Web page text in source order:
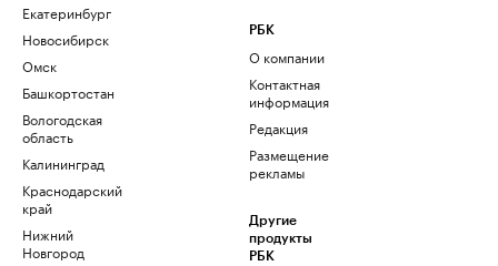
Екатеринбург
Новосибирск
Омск
Башкортостан
Вологодская
область
Калининград
Краснодарский
край
Нижний
Новгород
РБК
О компании
Контактная
информация
Редакция
Размещение
рекламы
Другие
продукты
РБК